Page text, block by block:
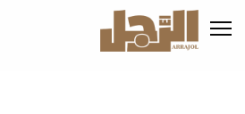
إلى
المحتوى